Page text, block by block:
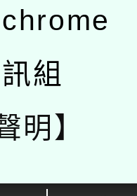
組
明】